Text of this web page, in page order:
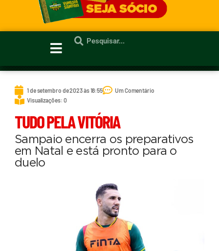
1 de setembro de 2023 às 18:55
Um Comentário
Visualizações: 0
TUDO PELA VITÓRIA
Sampaio encerra os preparativos
em Natal e está pronto para o
duelo